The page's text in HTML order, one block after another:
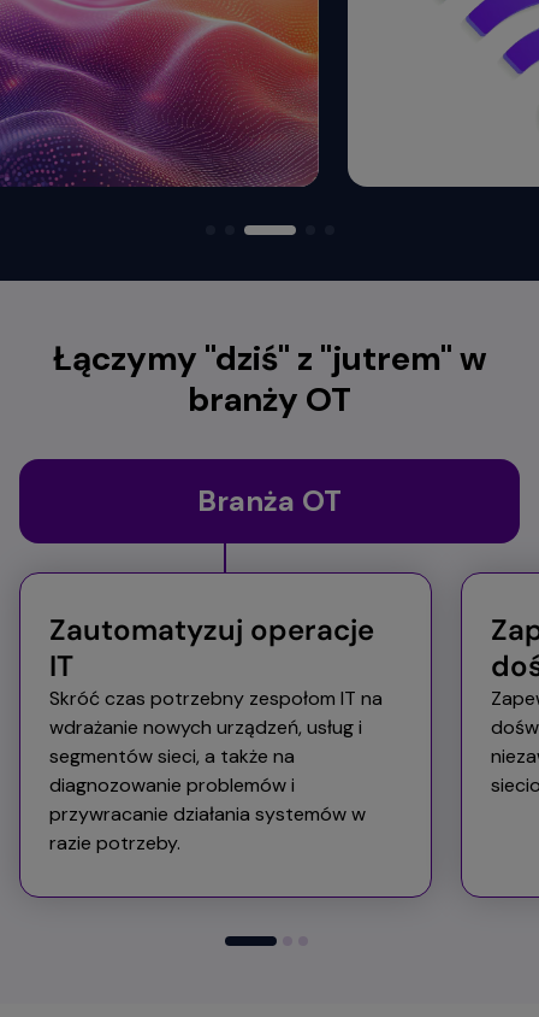
Łączymy "dziś" z "jutrem" w
branży OT
Branża OT
Zautomatyzuj operacje
IT
Skróć czas potrzebny zespołom IT na
wdrażanie nowych urządzeń, usług i
segmentów sieci, a także na
diagnozowanie problemów i
przywracanie działania systemów w
razie potrzeby.